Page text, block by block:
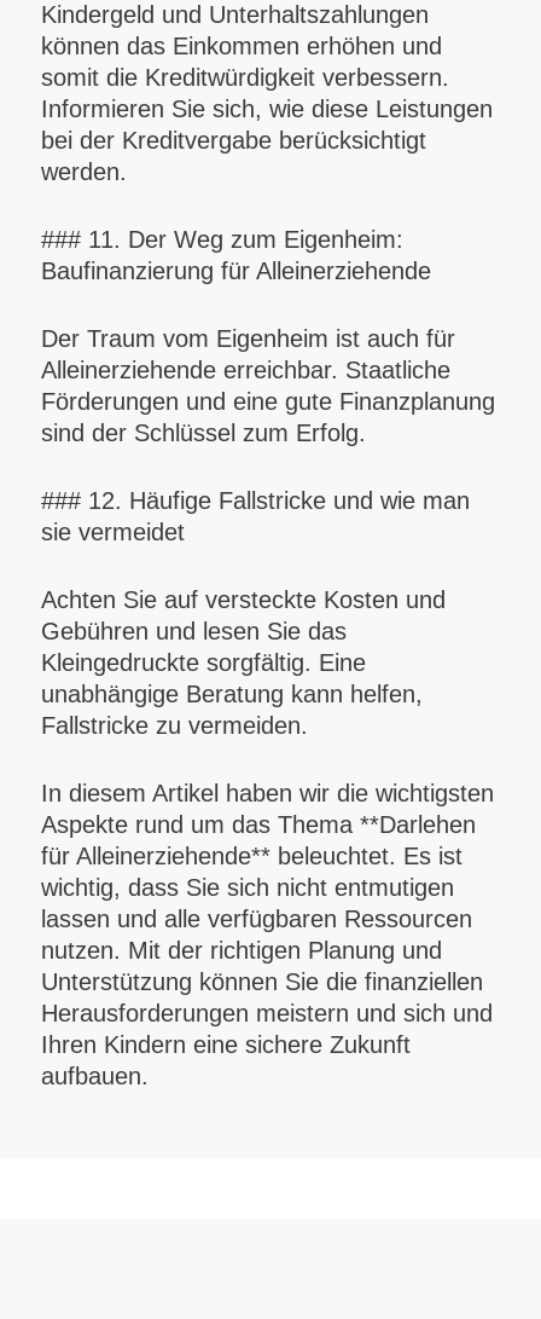
Kindergeld und Unterhaltszahlungen
können das Einkommen erhöhen und
somit die Kreditwürdigkeit verbessern.
Informieren Sie sich, wie diese Leistungen
bei der Kreditvergabe berücksichtigt
werden.
### 11. Der Weg zum Eigenheim:
Baufinanzierung für Alleinerziehende
Der Traum vom Eigenheim ist auch für
Alleinerziehende erreichbar. Staatliche
Förderungen und eine gute Finanzplanung
sind der Schlüssel zum Erfolg.
### 12. Häufige Fallstricke und wie man
sie vermeidet
Achten Sie auf versteckte Kosten und
Gebühren und lesen Sie das
Kleingedruckte sorgfältig. Eine
unabhängige Beratung kann helfen,
Fallstricke zu vermeiden.
In diesem Artikel haben wir die wichtigsten
Aspekte rund um das Thema **Darlehen
für Alleinerziehende** beleuchtet. Es ist
wichtig, dass Sie sich nicht entmutigen
lassen und alle verfügbaren Ressourcen
nutzen. Mit der richtigen Planung und
Unterstützung können Sie die finanziellen
Herausforderungen meistern und sich und
Ihren Kindern eine sichere Zukunft
aufbauen.